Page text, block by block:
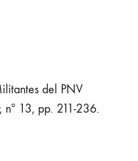
del PNV
, nº 13, pp. 211-236.